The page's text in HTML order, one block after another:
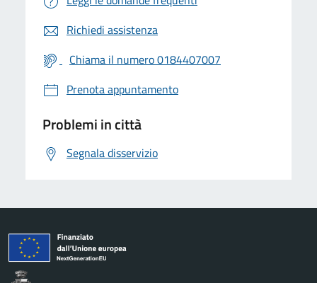
Richiedi assistenza
Chiama il numero 0184407007
Prenota appuntamento
Problemi in città
Segnala disservizio